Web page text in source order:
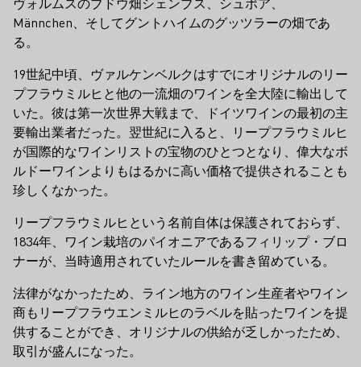
Männchen、そしてグントハイムのグッツラーの畑であ
る。
19世紀中頃、ヴァルケンベルクはすでにオリジナルのリー
プフラウミルヒと他の一流畑のワインを全大陸に輸出して
いた。彼は第一次世界大戦まで、ドイツワインの最初の主
要輸出業者だった。翌世紀に入ると、リープフラウミルヒ
が国際的なワインリストの宝物のひとつとなり、偉大なボ
ルドーワインよりもはるかに高い価格で提供されることも
珍しくなかった。
リープフラウミルヒという名前自体は保護されておらず、
1834年、ワイン栽培のパイオニアであるフィリップ・ブロ
ナーが、当時適用されていたルールを書き留めている。
法律がなかったため、ライン地方のワイン生産者やワイン
商もリープフラウエンミルヒのラベルを貼ったワインを提
供することができ、オリジナルの供給が乏しかったため、
取引が盛んになった。